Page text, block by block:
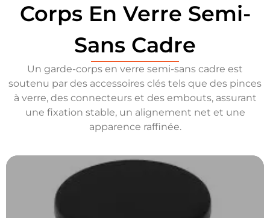
Corps En Verre Semi-
Sans Cadre
Un garde-corps en verre semi-sans cadre est
soutenu par des accessoires clés tels que des pinces
à verre, des connecteurs et des embouts, assurant
une fixation stable, un alignement net et une
apparence raffinée.